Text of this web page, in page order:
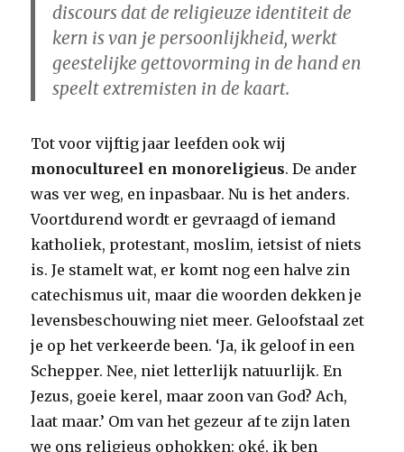
discours dat de religieuze identiteit de
kern is van je persoonlijkheid, werkt
geestelijke gettovorming in de hand en
speelt extremisten in de kaart.
Tot voor vijftig jaar leefden ook wij
monocultureel en monoreligieus. De ander
was ver weg, en inpasbaar. Nu is het anders.
Voortdurend wordt er gevraagd of iemand
katholiek, protestant, moslim, ietsist of niets
is. Je stamelt wat, er komt nog een halve zin
catechismus uit, maar die woorden dekken je
levensbeschouwing niet meer. Geloofstaal zet
je op het verkeerde been. ‘Ja, ik geloof in een
Schepper. Nee, niet letterlijk natuurlijk. En
Jezus, goeie kerel, maar zoon van God? Ach,
laat maar.’ Om van het gezeur af te zijn laten
we ons religieus ophokken: oké, ik ben